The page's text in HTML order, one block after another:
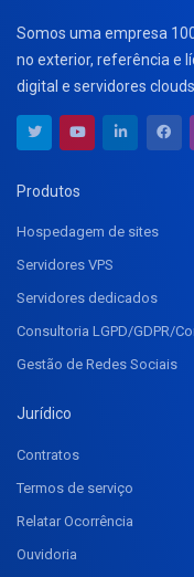
Somos uma empresa
no exterior, referência e
digital e servidores
Produtos
Hospedagem de sites
Servidores VPS
Servidores dedicados
Consultoria LGPD/GDPR/
Gestão de Redes Sociais
Jurídico
Contratos
Termos de serviço
Relatar Ocorrência
Ouvidoria